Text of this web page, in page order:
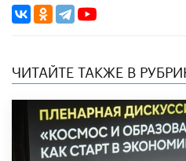
ЧИТАЙТЕ ТАКЖЕ В